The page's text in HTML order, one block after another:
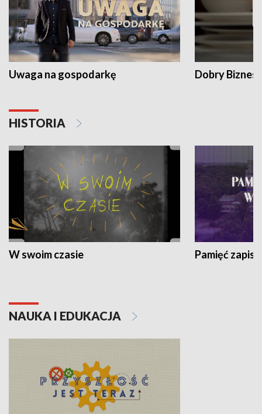
Uwaga na gospodarkę Dobry Biznes
HISTORIA
W swoim czasie Pamięć
NAUKA I EDUKACJA